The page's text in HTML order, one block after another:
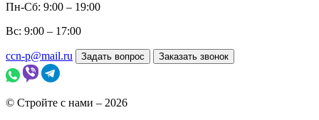
Пн-Сб: 9:00 – 19:00
Вс: 9:00 – 17:00
ccn-p@mail.ru Задать вопрос Заказать звонок
© Стройте с нами – 2026